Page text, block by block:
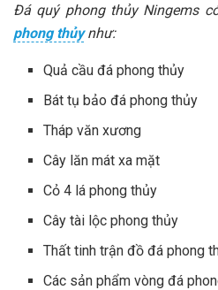
Đá quý phong thủy Ningems
phong thủynhư:
Quả cầu đá phong thủy
Bát tụ bảo đá phong thủy
Tháp văn xương
Cây lăn mát xa mặt
Cỏ 4 lá phong thủy
Cây tài lộc phong thủy
Thất tinh trận đồ đá phong
Các sản phẩm vòng đá